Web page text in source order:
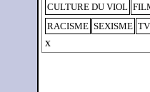
CULTURE DU VIOL
RACISME SEXISME
x